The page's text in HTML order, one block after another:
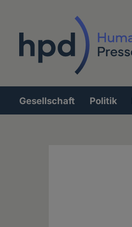
Hauptnavigation
Gesellschaft Politik